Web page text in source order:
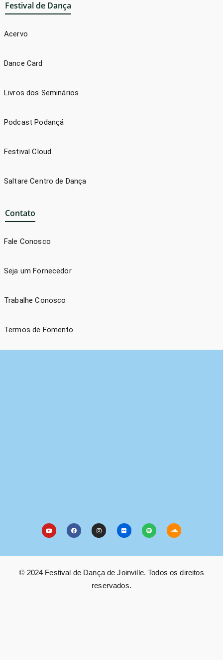
Festival de Dança
Acervo
Dance Card
Livros dos Seminários
Podcast Podançá
Festival Cloud
Saltare Centro de Dança
Contato
Fale Conosco
Seja um Fornecedor
Trabalhe Conosco
Termos de Fomento
© 2024 Festival de Dança de Joinville. Todos os direitos
reservados.